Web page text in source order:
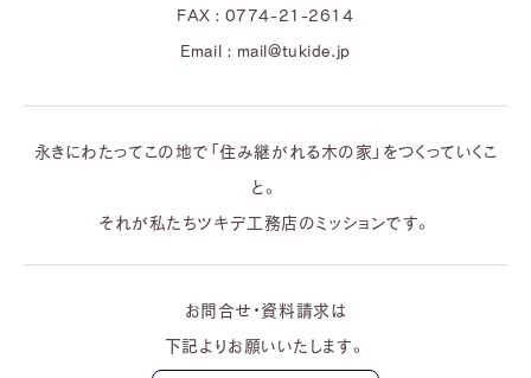
FAX : 0774-21-2614
Email : mail@tukide.jp
永きにわたってこの地で「住み継がれる木の家」をつくっていくこ
と。
それが私たちツキデ工務店のミッションです。
お問合せ・資料請求は
下記よりお願いいたします。